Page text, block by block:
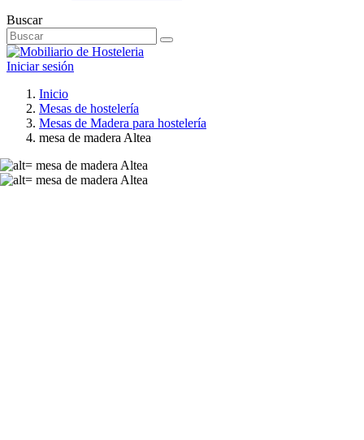
Buscar
Iniciar sesión
Inicio
Mesas de hostelería
Mesas de Madera para hostelería
mesa de madera Altea